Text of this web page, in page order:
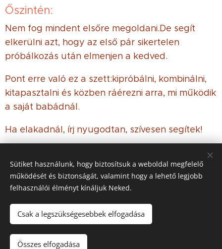
Őszintén:
Nem fog mindent elsőre megoldani.De segít
elkerülni azt, hogy az első pár sikertelen
próbálkozás után elmenjen a kedved.
Pont erre való ez a szett:kipróbálni, kombinálni,
kitapasztalni és közben ráérezni arra, mi működik
a saját babádnál.
Ha elakadnál, írj nyugodtan, szívesen segítek!
© 2021 Minden jog
fenntartva
Sütiket használunk, hogy biztosítsuk a weboldal megfelelő
működését és biztonságát, valamint hogy a lehető legjobb
felhasználói élményt kínáljuk Neked.
Csak a legszükségesebbek elfogadása
Összes elfogadása